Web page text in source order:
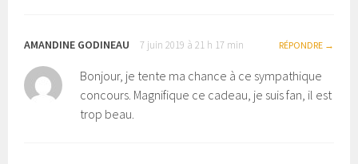
AMANDINE GODINEAU 7 juin 2019 à 21 h 17 min RÉPONDRE
Bonjour, je tente ma chance à ce sympathique
concours. Magnifique ce cadeau, je suis fan, il est
trop beau.